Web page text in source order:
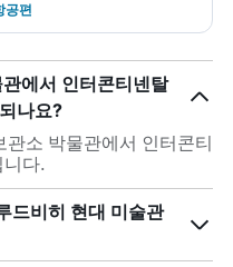
공편
에서 인터콘티넨탈
나요?
소 박물관에서 인터콘티
다.
드비히 현대 미술관